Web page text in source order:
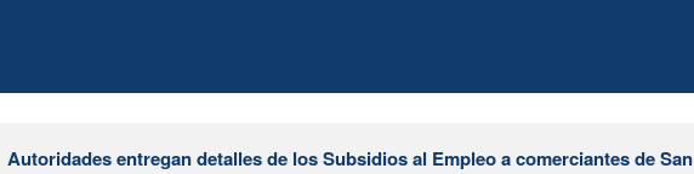
Autoridades entregan detalles de los Subsidios al Empleo a comerciantes de San